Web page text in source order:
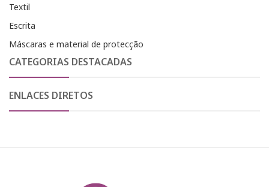
Textil
Escrita
Máscaras e material de protecção
CATEGORIAS DESTACADAS
ENLACES DIRETOS